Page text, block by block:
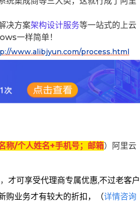
决方案架构设计服务等一站式的上云
一样简单！
www.alibjyun.com/process.html
称/个人姓名+手机号；邮箱）阿里云
， 才可享受代理商专属优惠,不过老客户
业务才有较大的折扣，
（详情咨询